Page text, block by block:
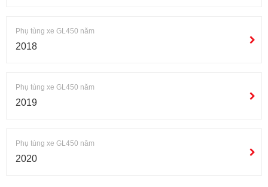
Phụ tùng xe GL450 năm
2018
Phụ tùng xe GL450 năm
2019
Phụ tùng xe GL450 năm
2020